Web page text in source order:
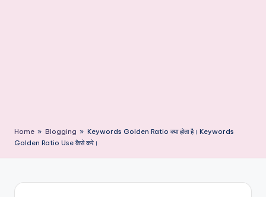
Home » Blogging » Keywords Golden Ratio क्या होता है। Keywords
Golden Ratio Use कैसे करे।